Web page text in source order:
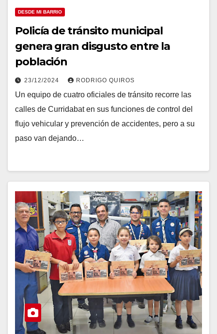
DESDE MI BARRIO
Policía de tránsito municipal
genera gran disgusto entre la
población
23/12/2024 RODRIGO QUIROS
Un equipo de cuatro oficiales de tránsito recorre las
calles de Curridabat en sus funciones de control del
flujo vehicular y prevención de accidentes, pero a su
paso van dejando…